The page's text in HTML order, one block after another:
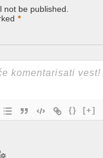
be published.
*
{} [+]